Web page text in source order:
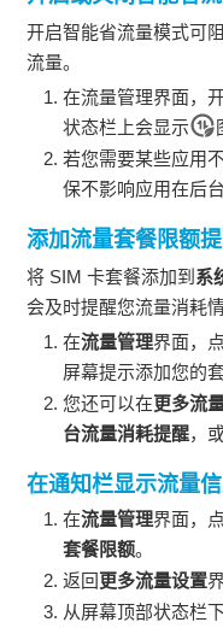
开启智能省流量模式可
流量。
在流量管理界面，
状态栏上会显示
若您需要某些应用
保不影响应用在后台
添加流量套餐限额
将 SIM 卡套餐添加到 系
会及时提醒您流量消耗情
在流量管理界面，
屏幕提示添加您的
您还可以在更多流
台流量消耗提醒，
在通知栏显示流量
在流量管理界面，
套餐限额。
返回更多流量设置
从屏幕顶部状态栏